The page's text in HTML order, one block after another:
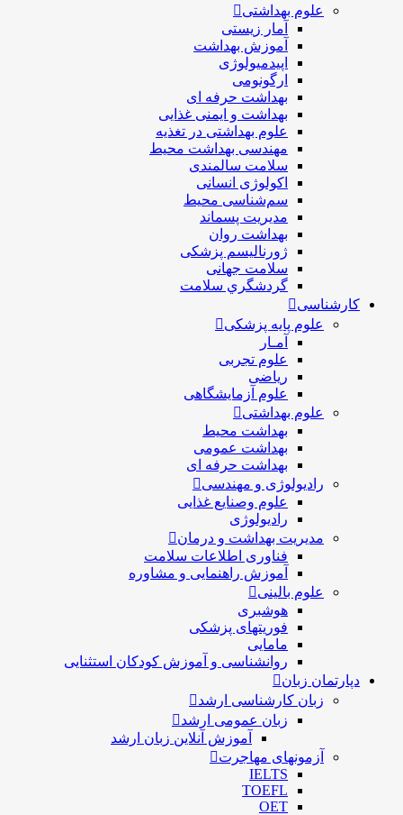
علوم بهداشتی
آمار زیستی
آموزش بهداشت
اپیدمیولوژی
ارگونومی
بهداشت حرفه ای
بهداشت و ایمنی غذایی
علوم بهداشتی در تغذیه
مهندسی بهداشت محيط
سلامت سالمندی
اکولوژی انسانی
سم‌شناسی محیط
مدیریت پسماند
بهداشت روان
ژورنالیسم پزشکی
سلامت جهانی
گردشگري سلامت
کارشناسی
علوم پایه پزشکی
آمـار
علوم تجربی
ریاضی
علوم آزمایشگاهی
علوم بهداشتی
بهداشت محیط
بهداشت عمومی
بهداشت حرفه ای
رادیولوژی و مهندسی
علوم وصنایع غذایی
رادیولوژی
مدیریت بهداشت و درمان
فناوری اطلاعات سلامت
آموزش راهنمایی و مشاوره
علوم بالینی
هوشبری
فوریتهای پزشکی
مامایی
روانشناسی و آموزش کودکان استثنایی
دپارتمان زبان
زبان کارشناسی ارشد
زبان عمومی ارشد
آموزش آنلاین زبان ارشد
آزمونهای مهاجرت
IELTS
TOEFL
OET